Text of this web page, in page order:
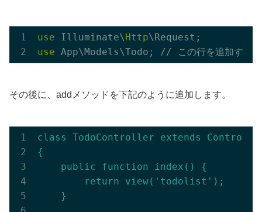
use Illuminate\ Http
use
その後に、addメソッドを下記のように追加します。
class TodoController extends
{
public
function index()
{
return
view('todolist');
}